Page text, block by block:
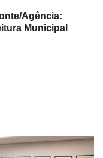
Agência:
Municipal